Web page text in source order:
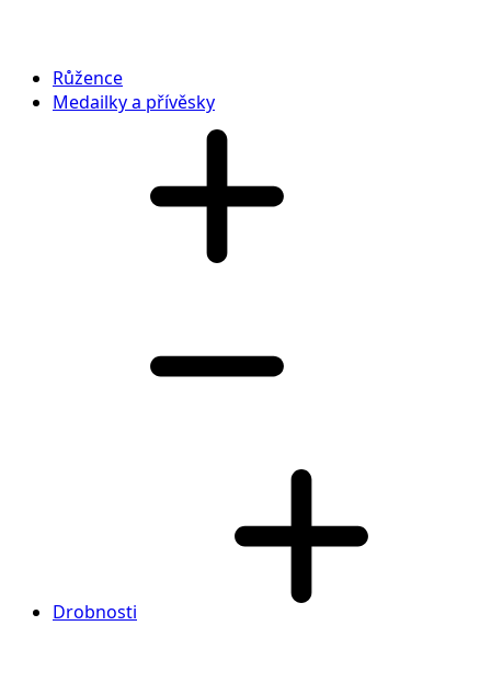
Růžence
Medailky a přívěsky
Drobnosti